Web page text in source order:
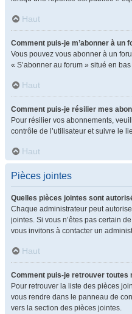
Haut
Comment puis-je m’abonner à un
Vous pouvez vous abonner à un
« S’abonner au forum » situé en
Haut
Comment puis-je résilier mes
Pour résilier vos abonnements,
contrôle de l’utilisateur et suivre le
Haut
Pièces jointes
Quelles pièces jointes sont
Chaque administrateur peut
jointes. Si vous n’êtes pas certain
vous invitons à contacter un
Haut
Comment puis-je retrouver toutes
Pour retrouver la liste des pièces
vous rendre dans le panneau de
vers la section des pièces jointes.